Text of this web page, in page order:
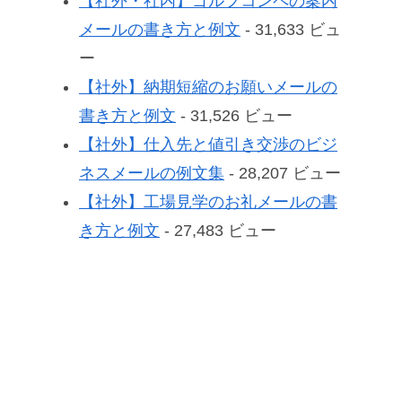
メールの書き方と例文 - 31,633 ビュ
ー
【社外】納期短縮のお願いメールの
書き方と例文 - 31,526 ビュー
【社外】仕入先と値引き交渉のビジ
ネスメールの例文集 - 28,207 ビュー
【社外】工場見学のお礼メールの書
き方と例文 - 27,483 ビュー